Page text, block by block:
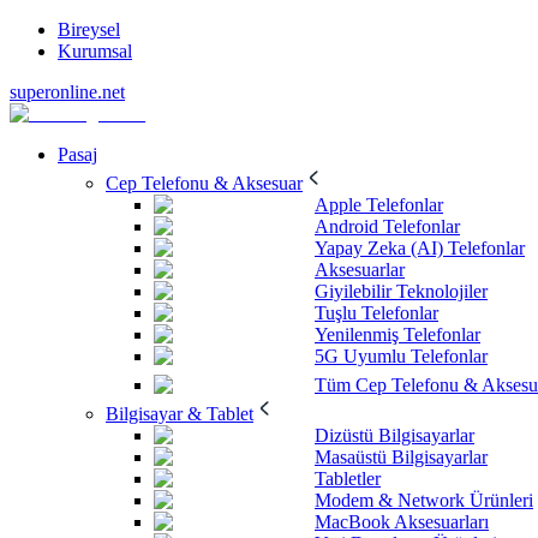
Bireysel
Kurumsal
superonline.net
Pasaj
Cep Telefonu & Aksesuar
Apple Telefonlar
Android Telefonlar
Yapay Zeka (AI) Telefonlar
Aksesuarlar
Giyilebilir Teknolojiler
Tuşlu Telefonlar
Yenilenmiş Telefonlar
5G Uyumlu Telefonlar
Tüm Cep Telefonu &
Bilgisayar & Tablet
Dizüstü Bilgisayarlar
Masaüstü Bilgisayarlar
Tabletler
Modem & Network Ürünleri
MacBook Aksesuarları